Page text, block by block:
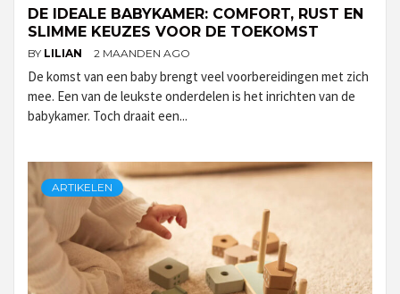
DE IDEALE BABYKAMER: COMFORT, RUST EN
SLIMME KEUZES VOOR DE TOEKOMST
BY LILIAN 2 MAANDEN AGO
De komst van een baby brengt veel voorbereidingen met zich
mee. Een van de leukste onderdelen is het inrichten van de
babykamer. Toch draait een...
ARTIKELEN